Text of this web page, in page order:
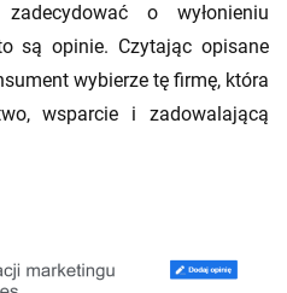
o wyłonieniu
są opinie. Czytając opisane
wybierze tę firmę, która
wsparcie i zadowalającą